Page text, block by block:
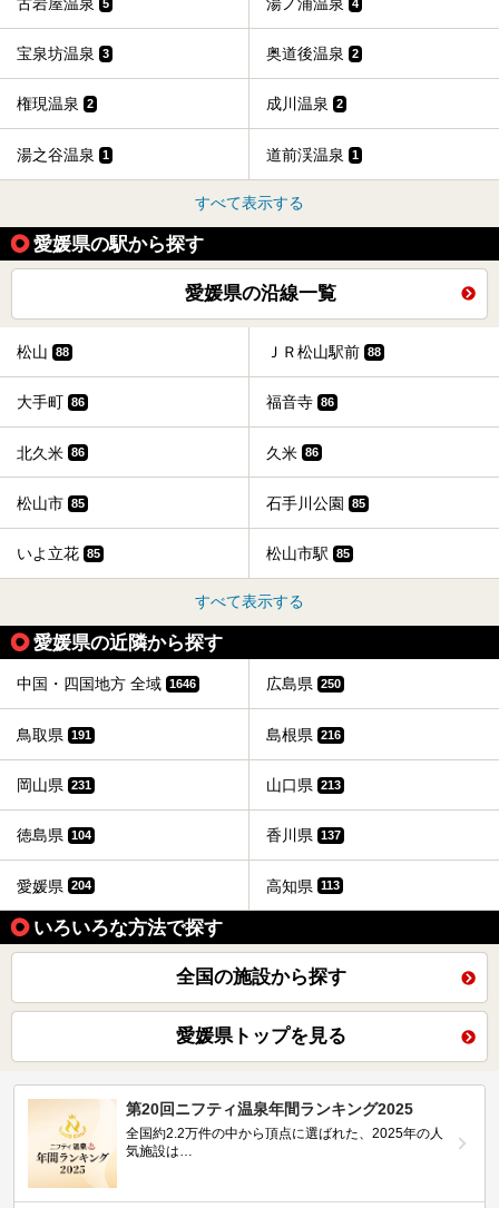
5 4
宝泉坊温泉 3 奥道後温泉 2
権現温泉 2 成川温泉 2
湯之谷温泉 1 道前渓温泉 1
すべて表示する
愛媛県の駅から探す
愛媛県の沿線一覧
松山 88 ＪＲ松山駅前 88
大手町 86 福音寺 86
北久米 86 久米 86
松山市 85 石手川公園 85
いよ立花 85 松山市駅 85
すべて表示する
愛媛県の近隣から探す
中国・四国地方 全域 1646 広島県 250
鳥取県 191 島根県 216
岡山県 231 山口県 213
徳島県 104 香川県 137
愛媛県 204 高知県 113
いろいろな方法で探す
全国の施設から探す
愛媛県トップを見る
第20回ニフティ温泉年間ランキング2025
全国約2.2万件の中から頂点に選ばれた、2025年の人
気施設は…